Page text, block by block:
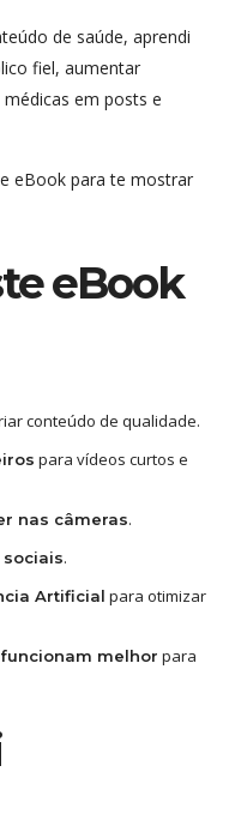
de saúde, aprendi
fiel, aumentar
em posts e
eBook para te mostrar
eBook
conteúdo de qualidade.
para vídeos curtos e
nas câmeras.
.
Artificial para otimizar
melhor para